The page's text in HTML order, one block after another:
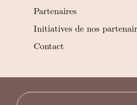
Partenaires
Initiatives de nos
Contact